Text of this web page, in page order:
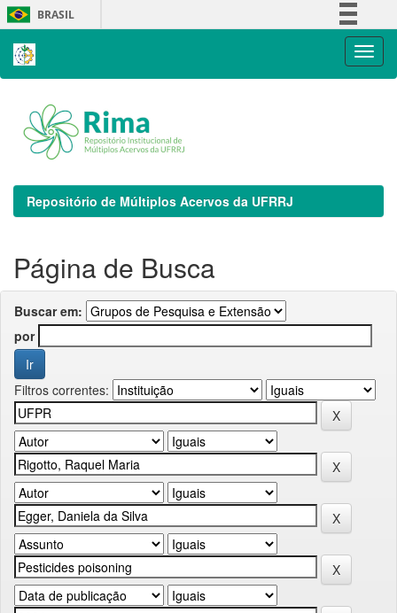
Skip
navigation
BRASIL
Repositório de Múltiplos Acervos da UFRRJ
Página de Busca
Buscar em:
por
Filtros correntes: